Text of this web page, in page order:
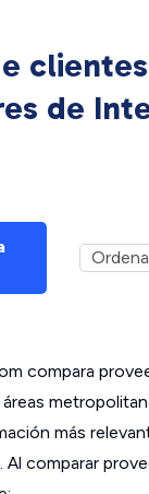
de
compara
más
comparar